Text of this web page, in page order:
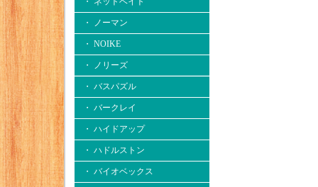
・ ノーマン
・ NOIKE
・ ノリーズ
・ バスパズル
・ バークレイ
・ ハイドアップ
・ ハドルストン
・ バイオベックス